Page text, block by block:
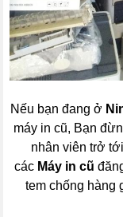
Nếu bạn đang ở
máy in cũ, Bạn
nhân viên trở
các Máy in cũ
tem chống hàng